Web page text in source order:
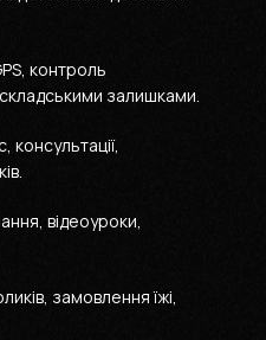
контроль
залишками.
відеоуроки,
замовлення їжі,